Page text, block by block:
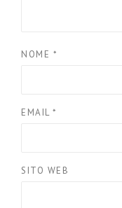
NOME *
EMAIL *
SITO WEB